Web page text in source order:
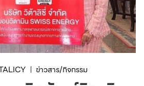
ข่าวสาร/กิจกรรม